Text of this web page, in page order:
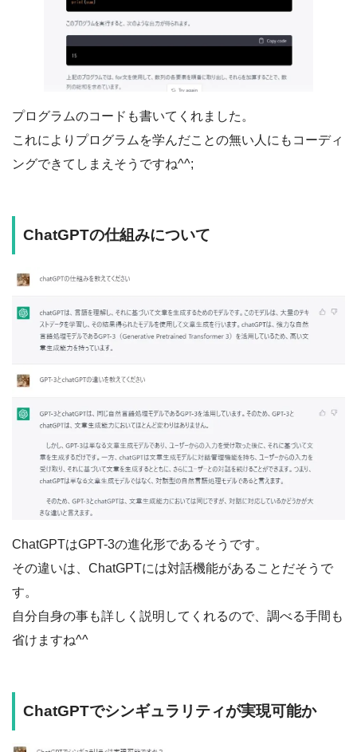
プログラムのコードも書いてくれました。
これによりプログラムを学んだことの無い人にもコーディ
ングできてしまえそうですね^^;
ChatGPTの仕組みについて
ChatGPTはGPT-3の進化形であるそうです。
その違いは、ChatGPTには対話機能があることだそうで
す。
自分自身の事も詳しく説明してくれるので、調べる手間も
省けますね^^
ChatGPTでシンギュラリティが実現可能か